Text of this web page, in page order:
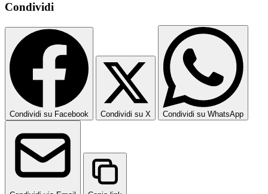
Condividi
Condividi su Facebook Condividi su X Condividi su WhatsApp